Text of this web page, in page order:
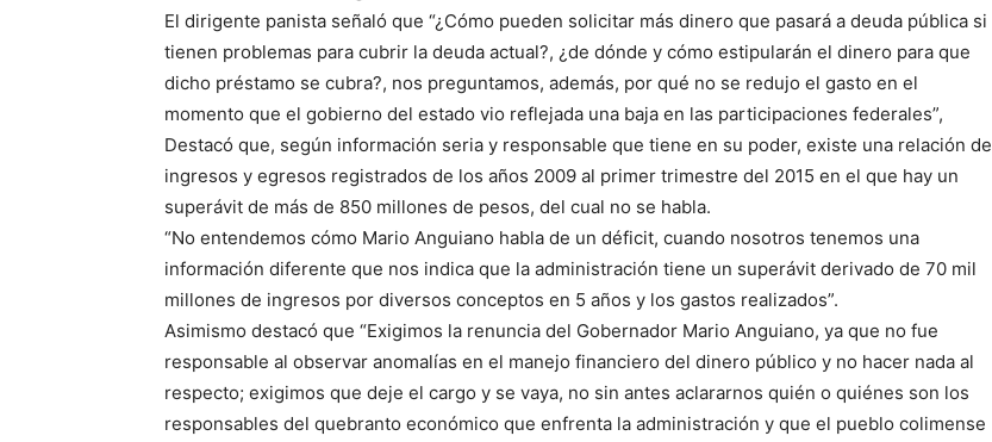
El dirigente panista señaló que “¿Cómo pueden solicitar más dinero que pasará a deuda pública si
tienen problemas para cubrir la deuda actual?, ¿de dónde y cómo estipularán el dinero para que
dicho préstamo se cubra?, nos preguntamos, además, por qué no se redujo el gasto en el
momento que el gobierno del estado vio reflejada una baja en las participaciones federales”,
Destacó que, según información seria y responsable que tiene en su poder, existe una relación de
ingresos y egresos registrados de los años 2009 al primer trimestre del 2015 en el que hay un
superávit de más de 850 millones de pesos, del cual no se habla.
“No entendemos cómo Mario Anguiano habla de un déficit, cuando nosotros tenemos una
información diferente que nos indica que la administración tiene un superávit derivado de 70 mil
millones de ingresos por diversos conceptos en 5 años y los gastos realizados”.
Asimismo destacó que “Exigimos la renuncia del Gobernador Mario Anguiano, ya que no fue
responsable al observar anomalías en el manejo financiero del dinero público y no hacer nada al
respecto; exigimos que deje el cargo y se vaya, no sin antes aclararnos quién o quiénes son los
responsables del quebranto económico que enfrenta la administración y que el pueblo colimense